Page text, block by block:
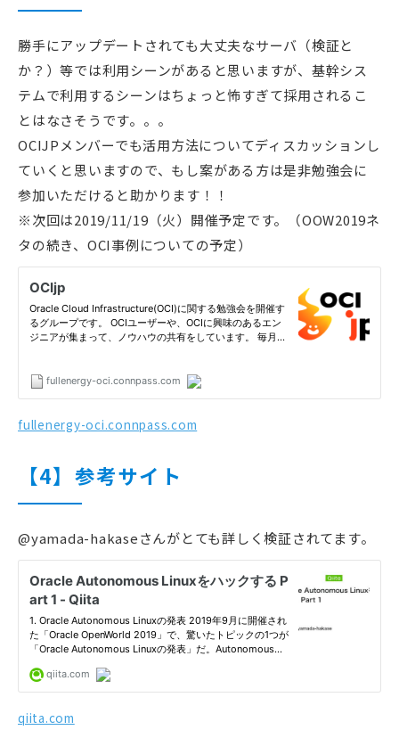
勝手にアップデートされても大丈夫なサーバ（検証と
か？）等では利用シーンがあると思いますが、基幹シス
テムで利用するシーンはちょっと怖すぎて採用されるこ
とはなさそうです。。。
OCIJPメンバーでも活用方法についてディスカッションし
ていくと思いますので、もし案がある方は是非勉強会に
参加いただけると助かります！！
※次回は2019/11/19（火）開催予定です。（OOW2019ネ
タの続き、OCI事例についての予定）
fullenergy-oci.connpass.com
【4】参考サイト
@yamada-hakaseさんがとても詳しく検証されてます。
qiita.com